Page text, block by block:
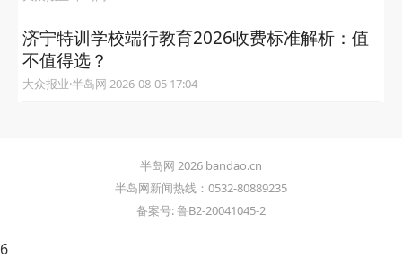
济宁特训学校端行教育2026收费标准解析：值
不值得选？
大众报业·半岛网 2026-08-05 17:04
半岛网 2026 bandao.cn
半岛网新闻热线：0532-80889235
备案号: 鲁B2-20041045-2
6